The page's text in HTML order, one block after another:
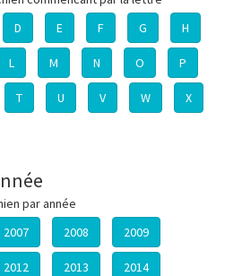
D E F G H
L M N O P
T U V W X
par année
2007 2008 2009
2012 2013 2014